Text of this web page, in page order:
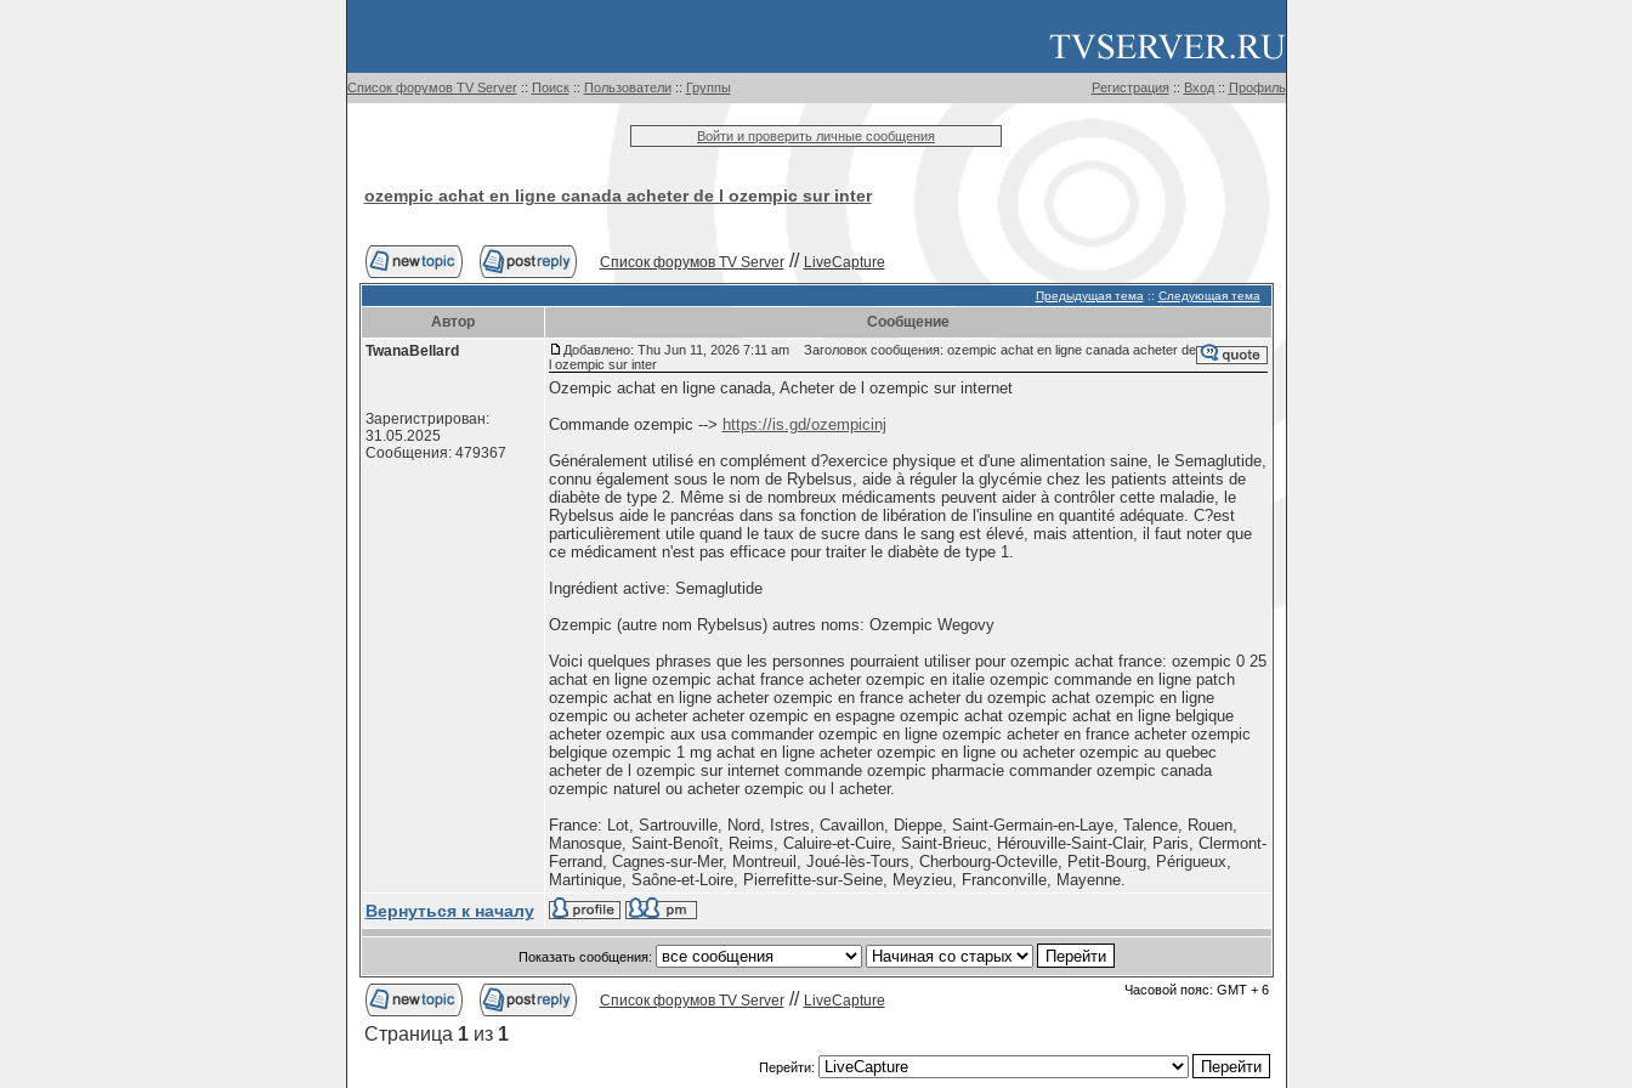
Список форумов TV Server:: Поиск:: Пользователи:: Группы Регистрация :: Вход:: Профиль
Войти и проверить личные сообщения
ozempic achat en ligne canada acheter de l ozempic sur inter
Список форумов TV Server// LiveCapture
Предыдущая тема :: Следующая тема
Автор
Сообщение
TwanaBellard
Зарегистрирован:
31.05.2025
Сообщения: 479367
Добавлено: Thu Jun 11, 2026 7:11 am
Заголовок сообщения: ozempic achat en ligne canada acheter de
l ozempic sur inter
Ozempic achat en ligne canada, Acheter de l ozempic sur internet
Commande ozempic --> https://is.gd/ozempicinj
Généralement utilisé en complément d?exercice physique et d'une alimentation saine, le Semaglutide,
connu également sous le nom de Rybelsus, aide à réguler la glycémie chez les patients atteints de
diabète de type 2. Même si de nombreux médicaments peuvent aider à contrôler cette maladie, le
Rybelsus aide le pancréas dans sa fonction de libération de l'insuline en quantité adéquate. C?est
particulièrement utile quand le taux de sucre dans le sang est élevé, mais attention, il faut noter que
ce médicament n'est pas efficace pour traiter le diabète de type 1.
Ingrédient active: Semaglutide
Ozempic (autre nom Rybelsus) autres noms: Ozempic Wegovy
Voici quelques phrases que les personnes pourraient utiliser pour ozempic achat france: ozempic 0 25
achat en ligne ozempic achat france acheter ozempic en italie ozempic commande en ligne patch
ozempic achat en ligne acheter ozempic en france acheter du ozempic achat ozempic en ligne
ozempic ou acheter acheter ozempic en espagne ozempic achat ozempic achat en ligne belgique
acheter ozempic aux usa commander ozempic en ligne ozempic acheter en france acheter ozempic
belgique ozempic 1 mg achat en ligne acheter ozempic en ligne ou acheter ozempic au quebec
acheter de l ozempic sur internet commande ozempic pharmacie commander ozempic canada
ozempic naturel ou acheter ozempic ou l acheter.
France: Lot, Sartrouville, Nord, Istres, Cavaillon, Dieppe, Saint-Germain-en-Laye, Talence, Rouen,
Manosque, Saint-Benoît, Reims, Caluire-et-Cuire, Saint-Brieuc, Hérouville-Saint-Clair, Paris, Clermont-
Ferrand, Cagnes-sur-Mer, Montreuil, Joué-lès-Tours, Cherbourg-Octeville, Petit-Bourg, Périgueux,
Martinique, Saône-et-Loire, Pierrefitte-sur-Seine, Meyzieu, Franconville, Mayenne.
Вернуться к началу
Показать сообщения:
Список форумов TV Server// LiveCapture
Часовой пояс: GMT + 6
Страница 1из 1
Перейти: